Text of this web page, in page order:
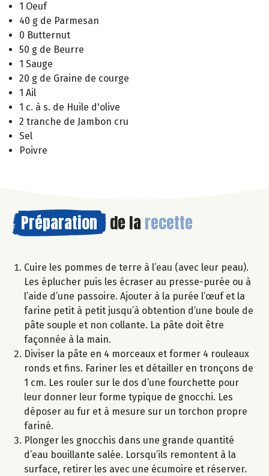
1 Oeuf
40 g de Parmesan
0 Butternut
50 g de Beurre
1 Sauge
20 g de Graine de courge
1 Ail
1 c. à s. de Huile d'olive
2 tranche de Jambon cru
Sel
Poivre
Préparation de la recette
Cuire les pommes de terre à l’eau (avec leur peau).
Les éplucher puis les écraser au presse-purée ou à
l’aide d’une passoire. Ajouter à la purée l’œuf et la
farine petit à petit jusqu’à obtention d’une boule de
pâte souple et non collante. La pâte doit être
façonnée à la main.
Diviser la pâte en 4 morceaux et former 4 rouleaux
ronds et fins. Fariner les et détailler en tronçons de
1 cm. Les rouler sur le dos d’une fourchette pour
leur donner leur forme typique de gnocchi. Les
déposer au fur et à mesure sur un torchon propre
fariné.
Plonger les gnocchis dans une grande quantité
d’eau bouillante salée. Lorsqu’ils remontent à la
surface, retirer les avec une écumoire et réserver.